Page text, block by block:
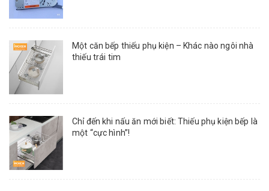
Một căn bếp thiếu phụ kiện – Khác nào ngôi nhà
thiếu trái tim
Chỉ đến khi nấu ăn mới biết: Thiếu phụ kiện bếp là
một “cực hình”!